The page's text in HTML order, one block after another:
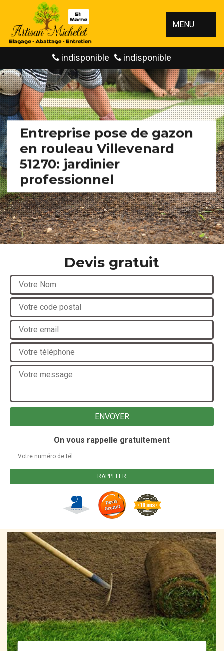
MENU
indisponible indisponible
Entreprise pose de gazon
en rouleau Villevenard
51270: jardinier
professionnel
Devis gratuit
On vous rappelle gratuitement